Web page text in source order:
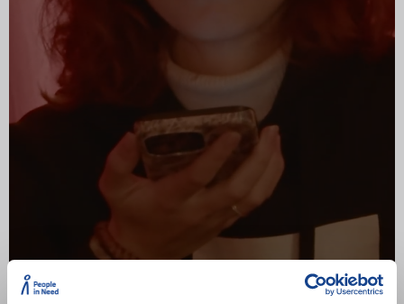
Pomůže nám z frustrace AI?